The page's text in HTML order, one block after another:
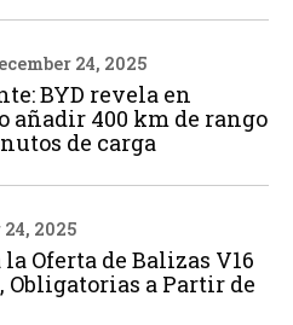
24, 2025
BYD revela en
añadir 400 km de rango
de carga
24, 2025
la Oferta de Balizas V16
Obligatorias a Partir de